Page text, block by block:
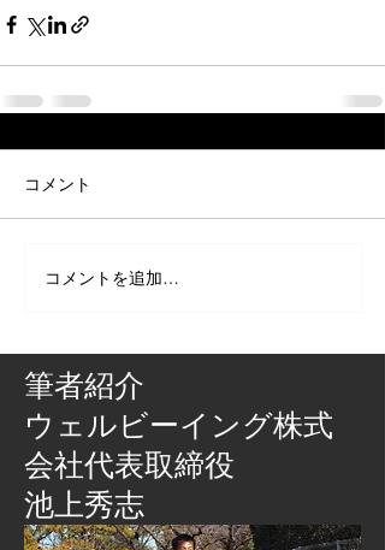
コメント
コメントを追加…
筆者紹介
​ウェルビーイング株式
会社代表取締役
池上秀志